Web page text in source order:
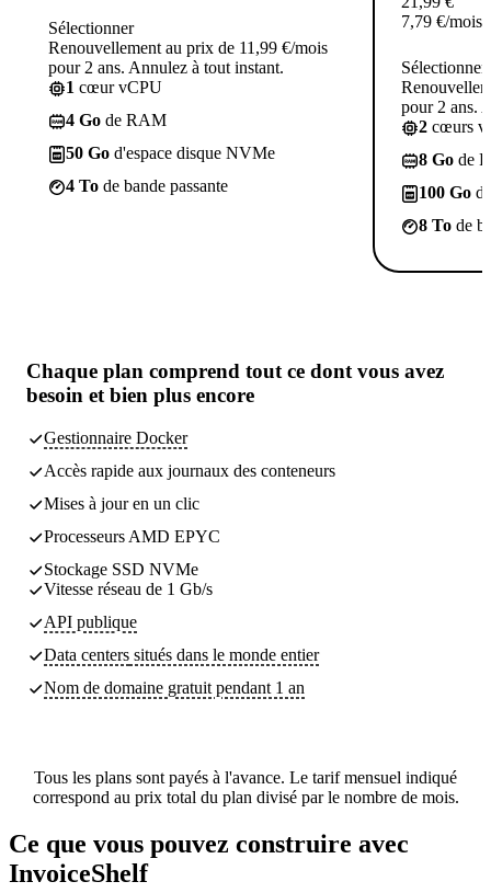
Sélectionner
Renouvellement au prix de 11,99 €/mois
pour 2 ans. Annulez à tout instant.
1 cœur vCPU
4 Go de RAM
50 Go d'espace disque NVMe
4 To de bande passante
7,79 €/mois
Sélectionner
pour 2 ans.
2 cœurs
8 Go de
100 Go
8 To de
Chaque plan comprend tout ce dont vous avez
besoin et bien plus encore
Gestionnaire Docker
Accès rapide aux journaux des conteneurs
Mises à jour en un clic
Processeurs AMD EPYC
Stockage SSD NVMe
Vitesse réseau de 1 Gb/s
API publique
Data centers situés dans le monde entier
Nom de domaine gratuit pendant 1 an
Tous les plans sont payés à l'avance. Le tarif mensuel indiqué
correspond au prix total du plan divisé par le nombre de mois.
Ce que vous pouvez construire avec
InvoiceShelf